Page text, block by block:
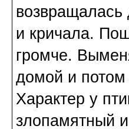
возвращалась
и кричала.
громче.
домой и
Характер у
злопамятный